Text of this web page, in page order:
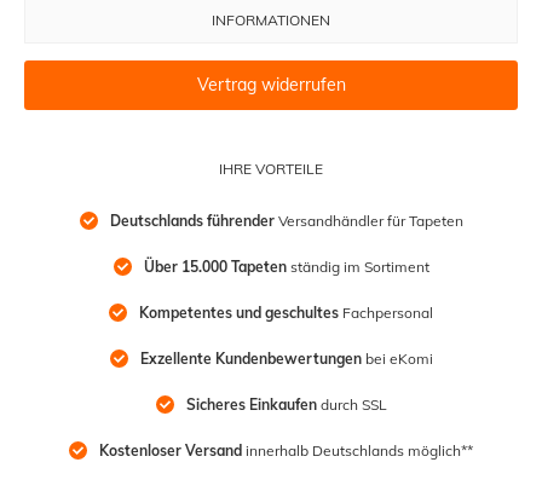
IHRE VORTEILE
Deutschlands führender Versandhändler für Tapeten
Über 15.000 Tapeten ständig im Sortiment
Kompetentes und geschultes Fachpersonal
Exzellente Kundenbewertungen bei eKomi
Sicheres Einkaufen durch SSL
Kostenloser Versand innerhalb Deutschlands möglich**
INFORMATIONEN
Vertrag widerrufen